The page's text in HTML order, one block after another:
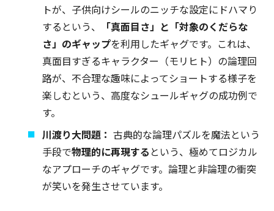
トが、子供向けシールのニッチな設定にドハマり
するという、
「真面目さ」と「対象のくだらな
さ」のギャップを利用したギャグです。これは、
真面目すぎるキャラクター（モリヒト）の論理回
路が、不合理な趣味によってショートする様子を
楽しむという、高度なシュールギャグの成功例で
す。
川渡り大問題： 古典的な論理パズルを魔法という
手段で物理的に再現する という、極めてロジカル
なアプローチのギャグです。論理と非論理の衝突
が笑いを発生させています。